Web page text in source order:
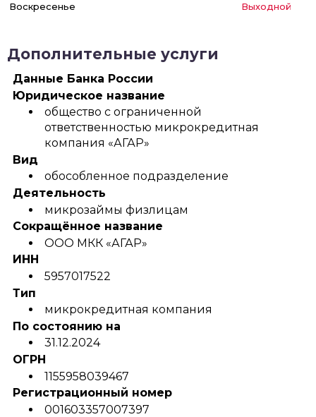
Воскресенье Выходной
Дополнительные услуги
Данные Банка России
Юридическое название
общество с ограниченной
ответственностью микрокредитная
компания «АГАР»
Вид
обособленное подразделение
Деятельность
микрозаймы физлицам
Сокращённое название
ООО МКК «АГАР»
ИНН
5957017522
Тип
микрокредитная компания
По состоянию на
31.12.2024
ОГРН
1155958039467
Регистрационный номер
001603357007397